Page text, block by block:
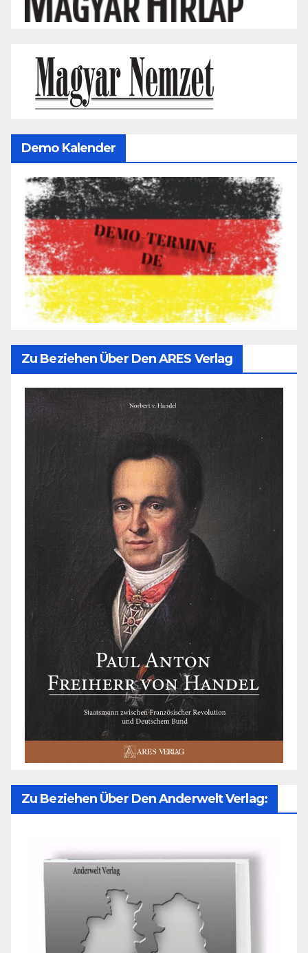
Demo Kalender
Zu Beziehen Über Den ARES Verlag
Zu Beziehen Über Den Anderwelt Verlag: